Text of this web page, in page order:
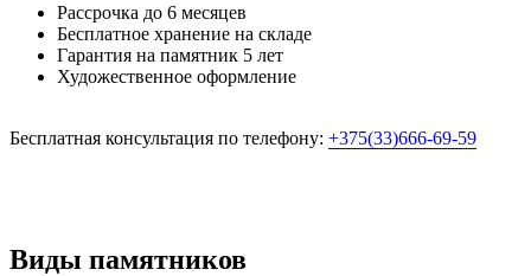
Рассрочка до 6 месяцев
Бесплатное хранение на складе
Гарантия на памятник 5 лет
Художественное оформление
Бесплатная консультация по телефону: +375(33)666-69-59
Виды памятников